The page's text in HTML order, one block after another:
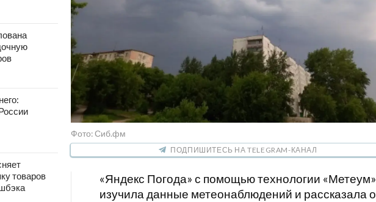
товаров
Фото: Сиб.фм
ПОДПИШИТЕСЬ НА TELEGRAM-КАНАЛ
«Яндекс Погода» с помощью технологии «Метеум»
изучила данные метеонаблюдений и рассказала о